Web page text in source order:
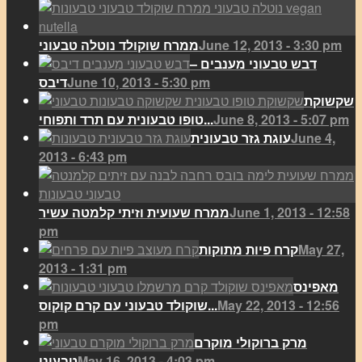
ממרח שוקולד נוטלה טבעוניJune 12, 2013 - 3:30 pm
דבש טבעוני מענבים –
דיבסJune 10, 2013 - 5:30 pm
שקשוקת
טופו טבעונית עם תרד ותפוחי...June 8, 2013 - 5:07 pm
עוגת גזר טבעוניתJune 4,
2013 - 6:43 pm
ממרח שעועית וזיתי קלמטה עשירJune 1, 2013 - 12:58
pm
קרח פיות מתוקותMay 27,
2013 - 1:31 pm
מאפינס
שוקולד טבעוני עם קרם קוקוס...May 22, 2013 - 12:56
pm
מרק ברוקולי מוקרם